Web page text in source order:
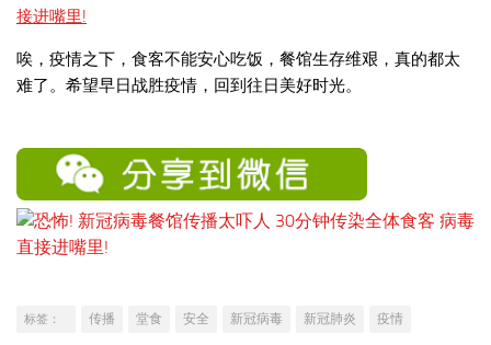
唉，疫情之下，食客不能安心吃饭，餐馆生存维艰，真的都太
难了。希望早日战胜疫情，回到往日美好时光。
标签： 传播 堂食 安全 新冠病毒 新冠肺炎 疫情